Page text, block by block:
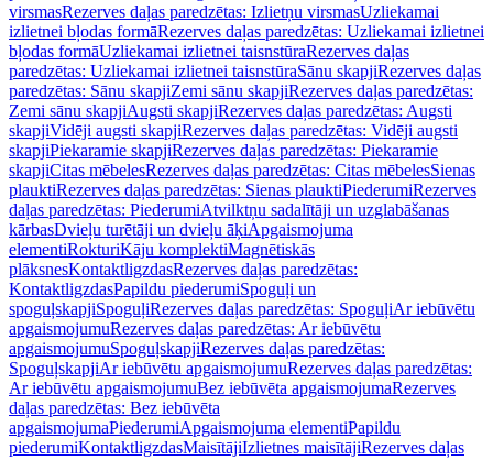
virsmasRezerves daļas paredzētas: Izlietņu virsmasUzliekamai
izlietnei bļodas formāRezerves daļas paredzētas: Uzliekamai izlietnei
bļodas formāUzliekamai izlietnei taisnstūraRezerves daļas
paredzētas: Uzliekamai izlietnei taisnstūraSānu skapjiRezerves daļas
paredzētas: Sānu skapjiZemi sānu skapjiRezerves daļas paredzētas:
Zemi sānu skapjiAugsti skapjiRezerves daļas paredzētas: Augsti
skapjiVidēji augsti skapjiRezerves daļas paredzētas: Vidēji augsti
skapjiPiekaramie skapjiRezerves daļas paredzētas: Piekaramie
skapjiCitas mēbelesRezerves daļas paredzētas: Citas mēbelesSienas
plauktiRezerves daļas paredzētas: Sienas plauktiPiederumiRezerves
daļas paredzētas: PiederumiAtvilktņu sadalītāji un uzglabāšanas
kārbasDvieļu turētāji un dvieļu āķiApgaismojuma
elementiRokturiKāju komplektiMagnētiskās
plāksnesKontaktligzdasRezerves daļas paredzētas:
KontaktligzdasPapildu piederumiSpoguļi un
spoguļskapjiSpoguļiRezerves daļas paredzētas: SpoguļiAr iebūvētu
apgaismojumuRezerves daļas paredzētas: Ar iebūvētu
apgaismojumuSpoguļskapjiRezerves daļas paredzētas:
SpoguļskapjiAr iebūvētu apgaismojumuRezerves daļas paredzētas:
Ar iebūvētu apgaismojumuBez iebūvēta apgaismojumaRezerves
daļas paredzētas: Bez iebūvēta
apgaismojumaPiederumiApgaismojuma elementiPapildu
piederumiKontaktligzdasMaisītājiIzlietnes maisītājiRezerves daļas